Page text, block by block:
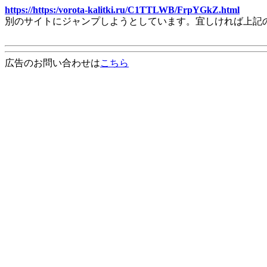
https://https:/vorota-kalitki.ru/C1TTLWB/FrpYGkZ.html
別のサイトにジャンプしようとしています。宜しければ上
広告のお問い合わせはこちら